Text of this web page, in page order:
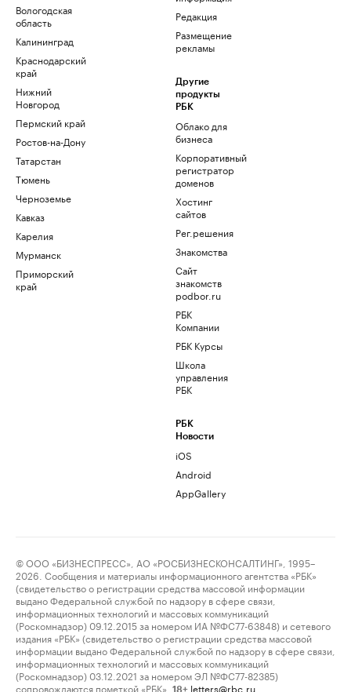
Вологодская
область
Калининград
Краснодарский
край
Нижний
Новгород
Пермский край
Ростов-на-Дону
Татарстан
Тюмень
Черноземье
Кавказ
Карелия
Мурманск
Приморский
край
Редакция
Размещение
рекламы
Другие
продукты
РБК
Облако для
бизнеса
Корпоративный
регистратор
доменов
Хостинг
сайтов
Рег.решения
Знакомства
Сайт
знакомств
podbor.ru
РБК
Компании
РБК Курсы
Школа
управления
РБК
РБК
Новости
iOS
Android
AppGallery
© ООО «БИЗНЕСПРЕСС», АО «РОСБИЗНЕСКОНСАЛТИНГ», 1995–
2026. Сообщения и материалы информационного агентства «РБК»
(свидетельство о регистрации средства массовой информации
выдано Федеральной службой по надзору в сфере связи,
информационных технологий и массовых коммуникаций
(Роскомнадзор) 09.12.2015 за номером ИА №ФС77-63848) и сетевого
издания «РБК» (свидетельство о регистрации средства массовой
информации выдано Федеральной службой по надзору в сфере связи,
информационных технологий и массовых коммуникаций
(Роскомнадзор) 03.12.2021 за номером ЭЛ №ФС77-82385)
сопровождаются пометкой «РБК».
18+ letters@rbc.ru